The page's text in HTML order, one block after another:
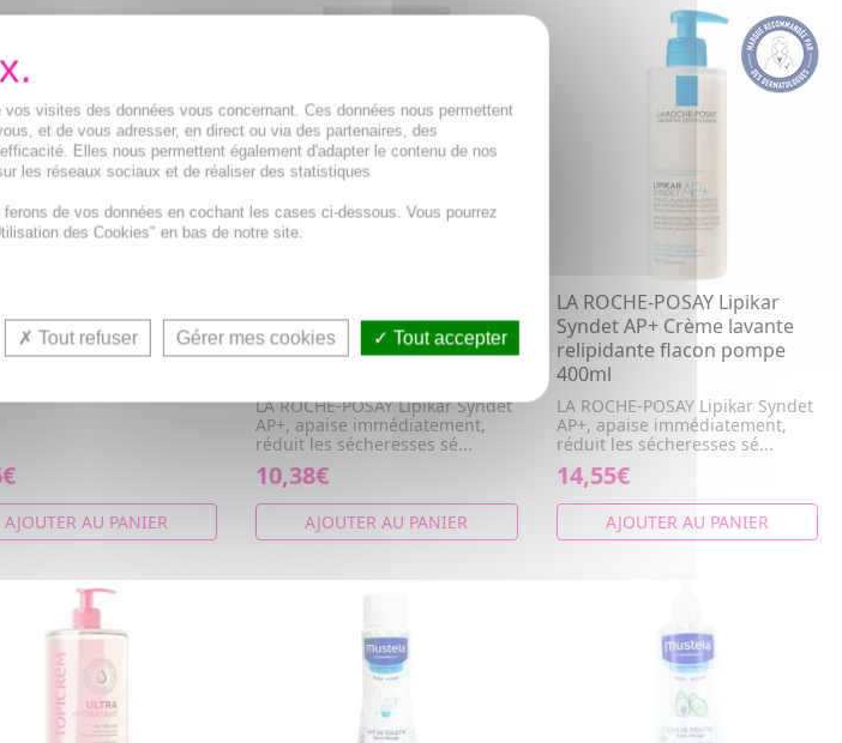
corporelle des bébés
enfants.
AJOUTER AU PANIER
Syndet AP+ Crème lavante
relipidante flacon pompe
LA ROCHE-POSAY Lipikar Syndet
AP+, apaise immédiatement,
réduit les sécheresses sé...
10,38€
AJOUTER AU PANIER
LA ROCHE-POSAY Lipikar
Syndet AP+ Crème lavante
relipidante flacon pompe
400ml
LA ROCHE-POSAY Lipikar Syndet
AP+, apaise immédiatement,
réduit les sécheresses sé...
14,55€
AJOUTER AU PANIER
visites des données vous concernant. Ces données nous permettent
et de vous adresser, en direct ou via des partenaires, des
Elles nous permettent également d'adapter le contenu de nos
les réseaux sociaux et de réaliser des statistiques
de vos données en cochant les cases ci-dessous. Vous pourrez
des Cookies" en bas de notre site.
Tout refuser Gérer mes cookies Tout accepter